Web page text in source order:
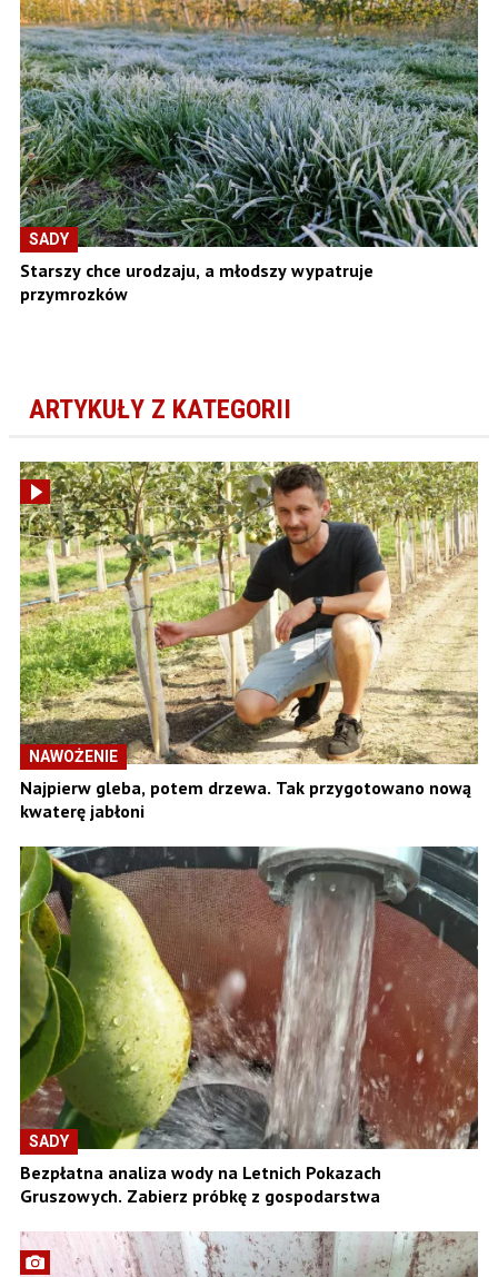
SADY
Starszy chce urodzaju, a młodszy wypatruje
przymrozków
ARTYKUŁY Z KATEGORII
NAWOŻENIE
Najpierw gleba, potem drzewa. Tak przygotowano nową
kwaterę jabłoni
SADY
Bezpłatna analiza wody na Letnich Pokazach
Gruszowych. Zabierz próbkę z gospodarstwa